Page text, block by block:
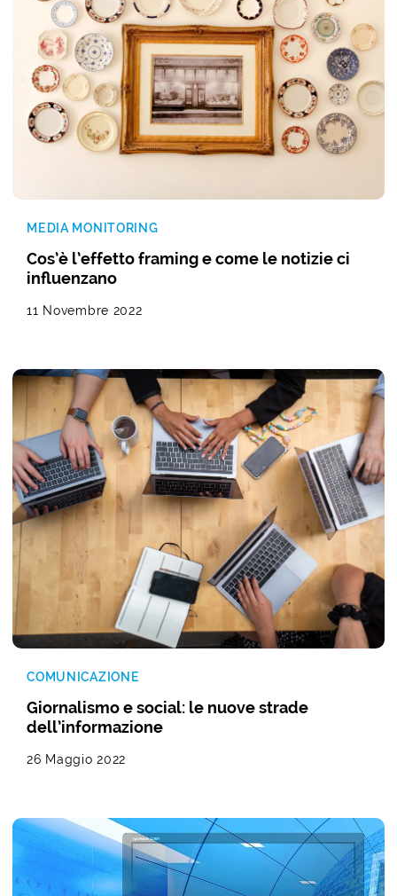
MEDIA MONITORING
Cos’è l’effetto framing e come le notizie ci
influenzano
11 Novembre 2022
COMUNICAZIONE
Giornalismo e social: le nuove strade
dell’informazione
26 Maggio 2022